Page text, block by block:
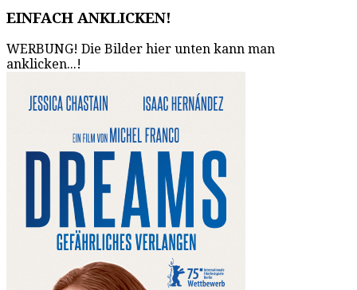
EINFACH ANKLICKEN!
WERBUNG! Die Bilder hier unten kann man
anklicken...!